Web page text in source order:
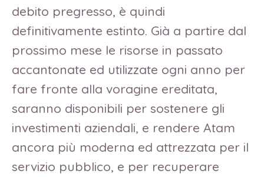
debito pregresso, è quindi
definitivamente estinto. Già a partire dal
prossimo mese le risorse in passato
accantonate ed utilizzate ogni anno per
fare fronte alla voragine ereditata,
saranno disponibili per sostenere gli
investimenti aziendali, e rendere Atam
ancora più moderna ed attrezzata per il
servizio pubblico, e per recuperare